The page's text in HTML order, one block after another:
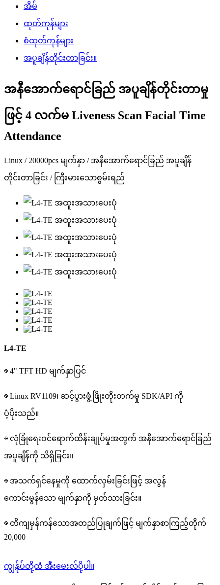
အိမ်
ထုတ်ကုန်များ
စံထုတ်ကုန်များ
အပူချိန်တိုင်းတာခြင်း။
အနီအောက်ရောင်ခြည် အပူချိန်တိုင်းတာမှု
ဖြင့် 4 လက်မ Liveness Scan Facial Time
Attendance
Linux / 20000pcs မျက်နှာ / အနီအောက်ရောင်ခြည် အပူချိန်
တိုင်းတာခြင်း / ကြီးမားသောစွမ်းရည်
L4-TE
◉ 4" TFT HD မျက်နှာပြင်
◉ Linux RV1109၊ ဆင့်ပွားဖွံ့ဖြိုးတိုးတက်မှု SDK/API ကို
ပံ့ပိုးသည်။
◉ လုံခြုံရေးဝင်ရောက်ထိန်းချုပ်မှုအတွက် အနီအောက်ရောင်ခြည်
အပူချိန်ကို သိရှိခြင်း။
◉ အသက်ရှင်နေမှုကို ထောက်လှမ်းခြင်းဖြင့် အလွန်
ကောင်းမွန်သော မျက်နှာကို မှတ်သားခြင်း။
◉ တိကျမှန်ကန်သောအတည်ပြုချက်ဖြင့် မျက်နှာစာကြည့်တိုက်
20,000
ကျွန်ုပ်တို့ထံ အီးမေးလ်ပို့ပါ။